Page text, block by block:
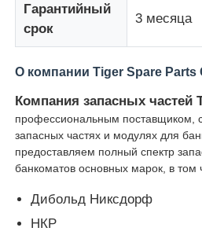
Запчасти для банкоматов
Части банкомата Hyosung
Части для банкоматов
Части для банкоматов
Части GRG ATM
Гарантийный
срок
3 месяца
О компании Tiger Spare Parts
Компания запасных частей
профессиональным поставщиком,
запасных частях и модулях для
предоставляем полный спектр
банкоматов основных марок, в том
Дибольд Никсдорф
НКР